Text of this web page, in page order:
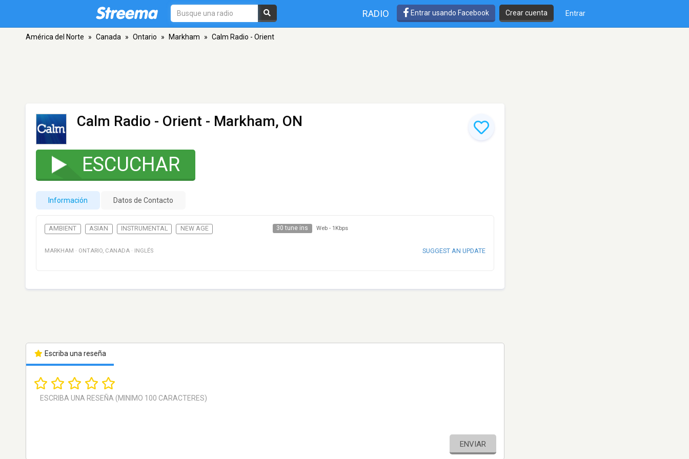
RADIO Entrar usando Facebook Crear cuenta Entrar
América del Norte » Canada » Ontario » Markham » Calm Radio - Orient
Calm Radio - Orient - Markham, ON
ESCUCHAR
Información Datos de Contacto
AMBIENT ASIAN INSTRUMENTAL NEW AGE 30 tune ins Web - 1Kbps
MARKHAM · ONTARIO, CANADA · INGLÉS SUGGEST AN UPDATE
Escriba una reseña
ENVIAR